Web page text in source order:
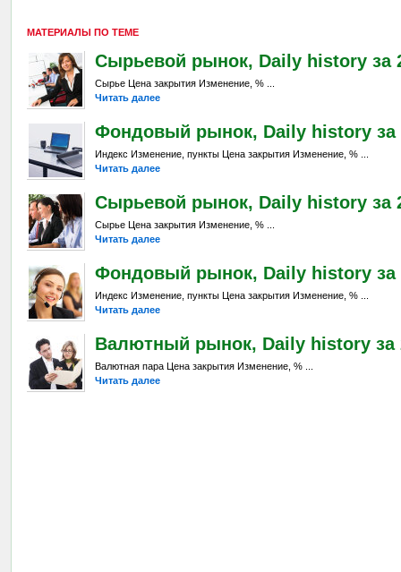
МАТЕРИАЛЫ ПО ТЕМЕ
Сырьевой рынок, Daily history за
Сырье Цена закрытия Изменение, % ...
Читать далее
Фондовый рынок, Daily history за
Индекс Изменение, пункты Цена закрытия Изменение, % ...
Читать далее
Сырьевой рынок, Daily history за
Сырье Цена закрытия Изменение, % ...
Читать далее
Фондовый рынок, Daily history за
Индекс Изменение, пункты Цена закрытия Изменение, % ...
Читать далее
Валютный рынок, Daily history за
Валютная пара Цена закрытия Изменение, % ...
Читать далее